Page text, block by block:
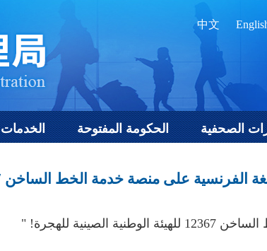
中文
الخدمات الحكومة المفتوحة الصحفية
على منصة خدمة الخط الساخن 12367 للهيئة الوطنية الصينية للهجرة
للهجرة! "